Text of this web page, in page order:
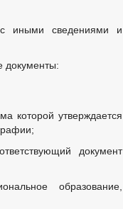
с иными сведениями и
документы:
которой утверждается
документ
образование,